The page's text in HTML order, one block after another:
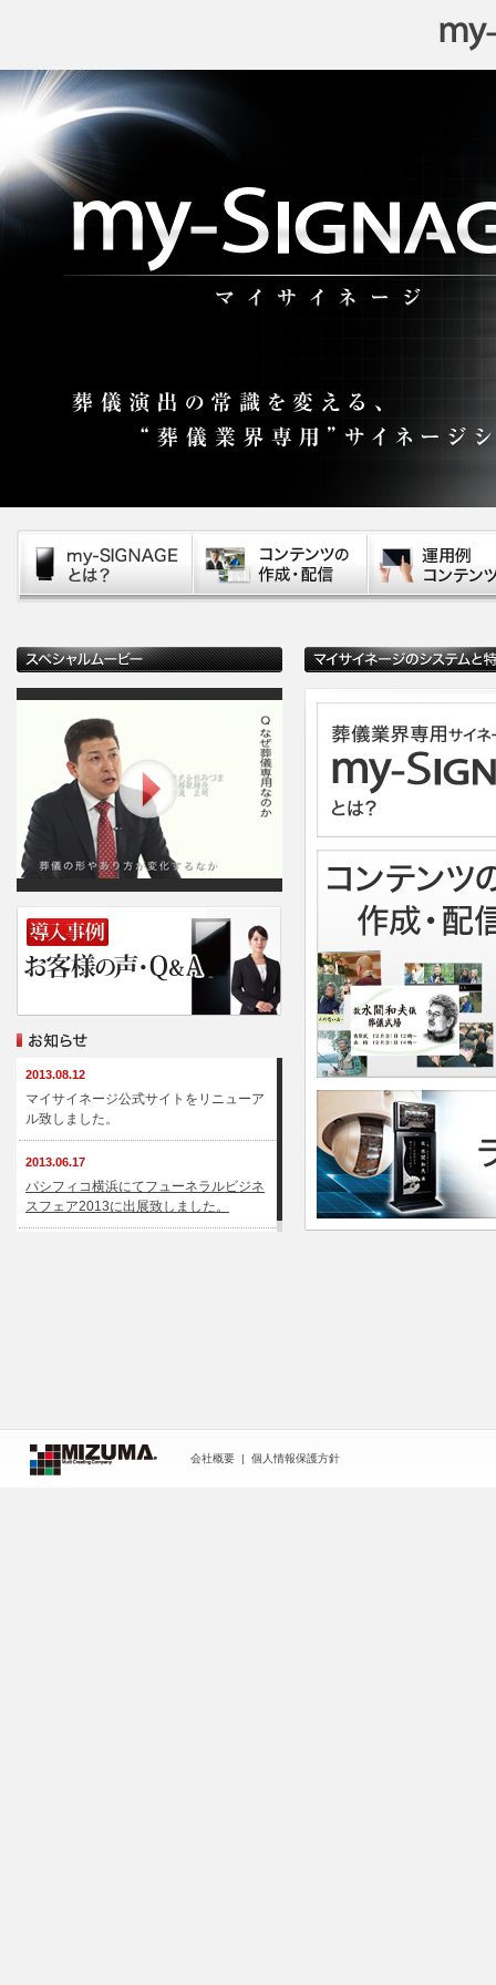
2013.08.12
マイサイネージ公式サイトをリニューア
ル致しました。
2013.06.17
パシフィコ横浜にてフューネラルビジネ
スフェア2013に出展致しました。
会社概要 | 個人情報保護方針